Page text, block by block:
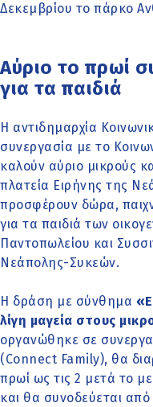
Δεκεμβρίου το πάρκο
Αύριο το πρωί
για τα παιδιά
Η αντιδημαρχία
συνεργασία με το
καλούν αύριο μικρούς
πλατεία Ειρήνης της
προσφέρουν δώρα,
για τα παιδιά των
Παντοπωλείου και
Νεάπολης-Συκεών.
Η δράση με σύνθημα
λίγη μαγεία στους
οργανώθηκε σε
(Connect Family), θα
πρωί ως τις 2 μετά το
και θα συνοδεύεται